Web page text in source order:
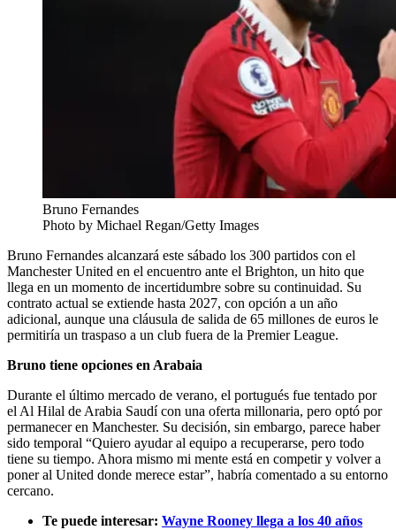
Bruno Fernandes
Photo by Michael Regan/Getty Images
Bruno Fernandes alcanzará este sábado los 300 partidos con el
Manchester United en el encuentro ante el Brighton, un hito que
llega en un momento de incertidumbre sobre su continuidad. Su
contrato actual se extiende hasta 2027, con opción a un año
adicional, aunque una cláusula de salida de 65 millones de euros le
permitiría un traspaso a un club fuera de la Premier League.
Bruno tiene opciones en Arabaia
Durante el último mercado de verano, el portugués fue tentado por
el Al Hilal de Arabia Saudí con una oferta millonaria, pero optó por
permanecer en Manchester. Su decisión, sin embargo, parece haber
sido temporal “Quiero ayudar al equipo a recuperarse, pero todo
tiene su tiempo. Ahora mismo mi mente está en competir y volver a
poner al United donde merece estar”, habría comentado a su entorno
cercano.
Te puede interesar: Wayne Rooney llega a los 40 años